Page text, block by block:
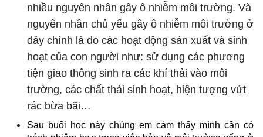
nhiều nguyên nhân gây ô nhiễm môi trường. Và
nguyên nhân chủ yếu gây ô nhiễm môi trường ở
đây chính là do các hoạt động sản xuất và sinh
hoạt của con người như: sử dụng các phương
tiện giao thông sinh ra các khí thải vào môi
trường, các chất thải sinh hoạt, hiện tượng vứt
rác bừa bãi…
Sau buổi học này chúng em cảm thấy mình cần có